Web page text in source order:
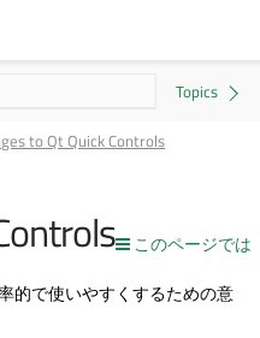
to Qt Quick Controls
このページでは
的で使いやすくするための意